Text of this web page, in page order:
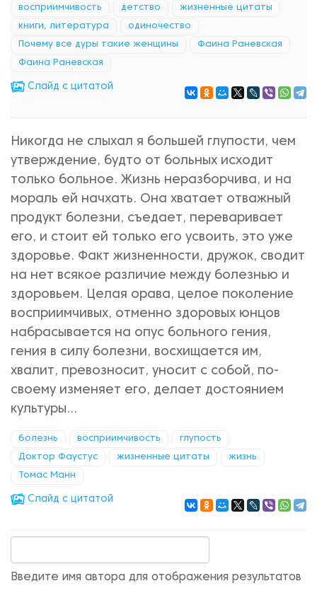
восприимчивость детство жизненные цитаты
книги, литература одиночество
Почему все дуры такие женщины Фаина Раневская
Фаина Раневская
Cлайд с цитатой
Никогда не слыхал я большей глупости, чем
утверждение, будто от больных исходит
только больное. Жизнь неразборчива, и на
мораль ей начхать. Она хватает отважный
продукт болезни, съедает, переваривает
его, и стоит ей только его усвоить, это уже
здоровье. Факт жизненности, дружок, сводит
на нет всякое различие между болезнью и
здоровьем. Целая орава, целое поколение
восприимчивых, отменно здоровых юнцов
набрасывается на опус больного гения,
гения в силу болезни, восхищается им,
хвалит, превозносит, уносит с собой, по-
своему изменяет его, делает достоянием
культуры…
болезнь восприимчивость глупость
Доктор Фаустус жизненные цитаты жизнь
Томас Манн
Cлайд с цитатой
Введите имя автора для отображения результатов